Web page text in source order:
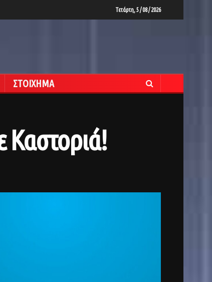
Τετάρτη, 5 / 08 / 2026
ΣΤΟΙΧΗΜΑ
Καστοριά!